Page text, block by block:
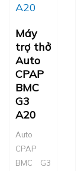
Máy
trợ thở
Auto
CPAP
BMC
G3
A20
Auto
CPAP
BMC G3